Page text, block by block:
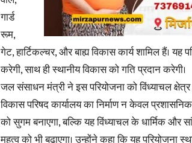
गार्ड
रूम,
गेट, हार्टिकल्चर, और बाह्य विकास कार्य शामिल हैं।
करेगी, साथ ही स्थानीय विकास को गति प्रदान करेगी।
जल संसाधन मंत्री ने इस परियोजना को विंध्याचल
विकास परिषद कार्यालय का निर्माण न केवल
को सुगम बनाएगा, बल्कि यह विंध्याचल के धार्मिक और